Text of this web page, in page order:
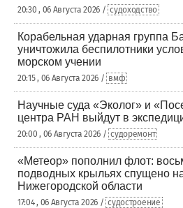
20:30 , 06 Августа 2026 / судоходство
Корабельная ударная группа
уничтожила беспилотники
морском учении
20:15 , 06 Августа 2026 / вмф
Научные суда «Эколог» и
центра РАН выйдут в
20:00 , 06 Августа 2026 / судоремонт
«Метеор» пополнил флот:
подводных крыльях спущено
Нижегородской области
17:04 , 06 Августа 2026 / судостроение